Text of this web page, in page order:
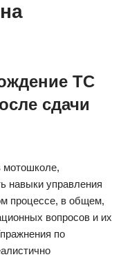
ТС
сдачи
навыки управления
процессе, в общем,
вопросов и их
по